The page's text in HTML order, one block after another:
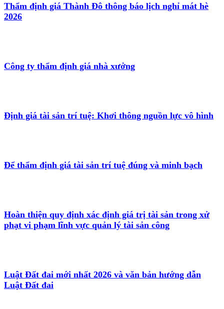
Thẩm định giá Thành Đô thông báo lịch nghỉ mát hè
2026
Công ty thẩm định giá nhà xưởng
Định giá tài sản trí tuệ: Khơi thông nguồn lực vô hình
Để thẩm định giá tài sản trí tuệ đúng và minh bạch
Hoàn thiện quy định xác định giá trị tài sản trong xử
phạt vi phạm lĩnh vực quản lý tài sản công
Luật Đất đai mới nhất 2026 và văn bản hướng dẫn
Luật Đất đai